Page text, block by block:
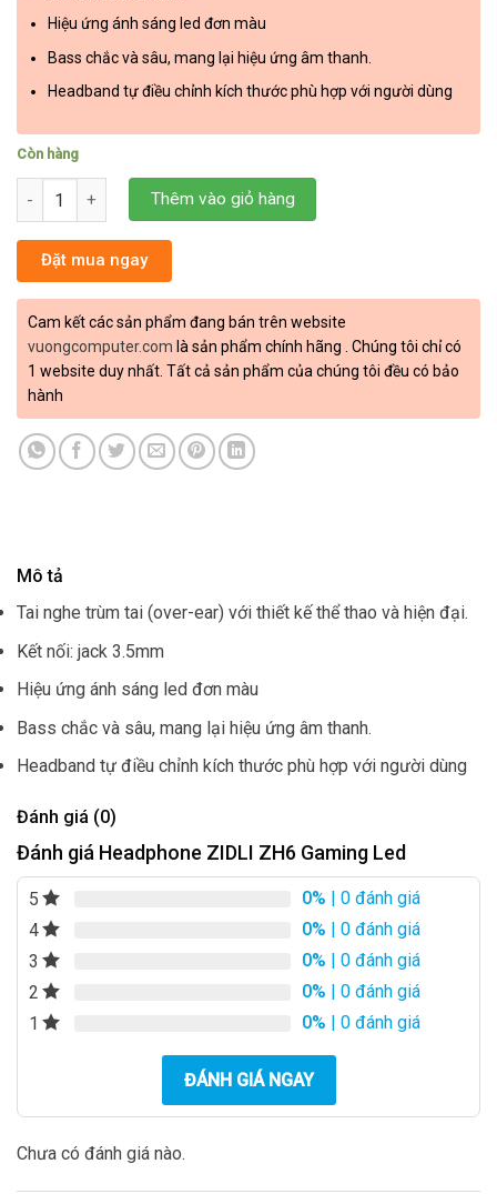
Hiệu ứng ánh sáng led đơn màu
Bass chắc và sâu, mang lại hiệu ứng âm thanh.
Headband tự điều chỉnh kích thước phù hợp với người dùng
Còn hàng
Headphone ZIDLI ZH6 Gaming Led số lượng
Thêm vào giỏ hàng
Đặt mua ngay
Cam kết các sản phẩm đang bán trên website
vuongcomputer.com là sản phẩm chính hãng . Chúng tôi chỉ có
1 website duy nhất. Tất cả sản phẩm của chúng tôi đều có bảo
hành
Mô tả
Tai nghe trùm tai (over-ear) với thiết kế thể thao và hiện đại.
Kết nối: jack 3.5mm
Hiệu ứng ánh sáng led đơn màu
Bass chắc và sâu, mang lại hiệu ứng âm thanh.
Headband tự điều chỉnh kích thước phù hợp với người dùng
Đánh giá (0)
Đánh giá Headphone ZIDLI ZH6 Gaming Led
5 0% | 0 đánh giá
4
0% | 0 đánh giá
3
0% | 0 đánh giá
2
0% | 0 đánh giá
1
0% | 0 đánh giá
ĐÁNH GIÁ NGAY
Chưa có đánh giá nào.